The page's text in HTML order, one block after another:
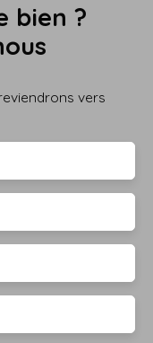
bien ?
vers